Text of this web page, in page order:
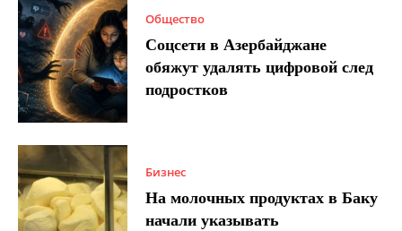
Общество
Соцсети в Азербайджане
обяжут удалять цифровой след
подростков
Бизнес
На молочных продуктах в Баку
начали указывать